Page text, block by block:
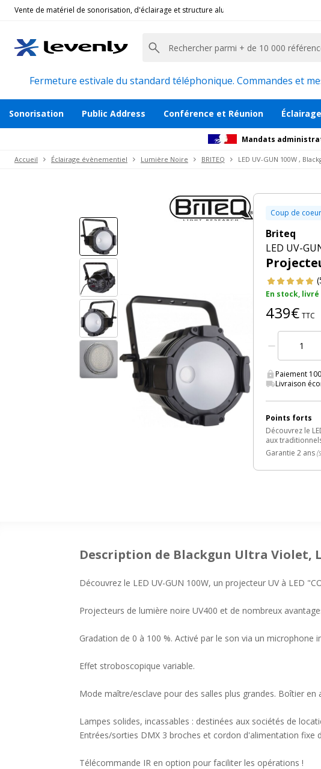
Vente de matériel de sonorisation, d'éclairage et structure alu pour l'évènementiel et la
Fermeture estivale du standard téléphonique. Commandes et
Sonorisation Public Address Conférence et Réunion
Mandats
Accueil Éclairage évènementiel Lumière Noire BRITEQ LED UV-GUN 100W ,
Coup de coeur
Briteq
LED UV-
En stock, livré
439€ TTC
Paiement
Livraison
Points forts
Découvrez le
aux
Garantie 2 ans
Description de Blackgun Ultra Violet,
Découvrez le LED UV-GUN 100W, un projecteur UV à LED
Projecteurs de lumière noire UV400 et de nombreux
Gradation de 0 à 100 %. Activé par le son via un microphone
Effet stroboscopique variable.
Mode maître/esclave pour des salles plus grandes. Boîtier
Lampes solides, incassables : destinées aux sociétés de
Entrées/sorties DMX 3 broches et cordon d'alimentation fixe
Télécommande IR en option pour faciliter les opérations !